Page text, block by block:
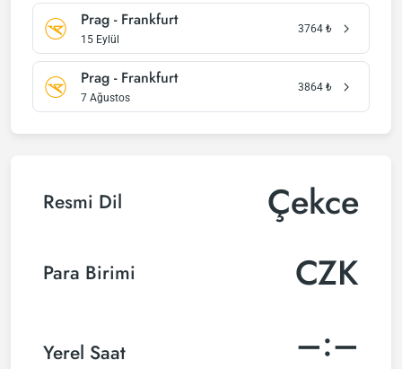
Prag - Frankfurt
15 Eylül
3764 ₺
Prag - Frankfurt
7 Ağustos
3864 ₺
Resmi Dil Çekce
Para Birimi CZK
Yerel Saat –:–